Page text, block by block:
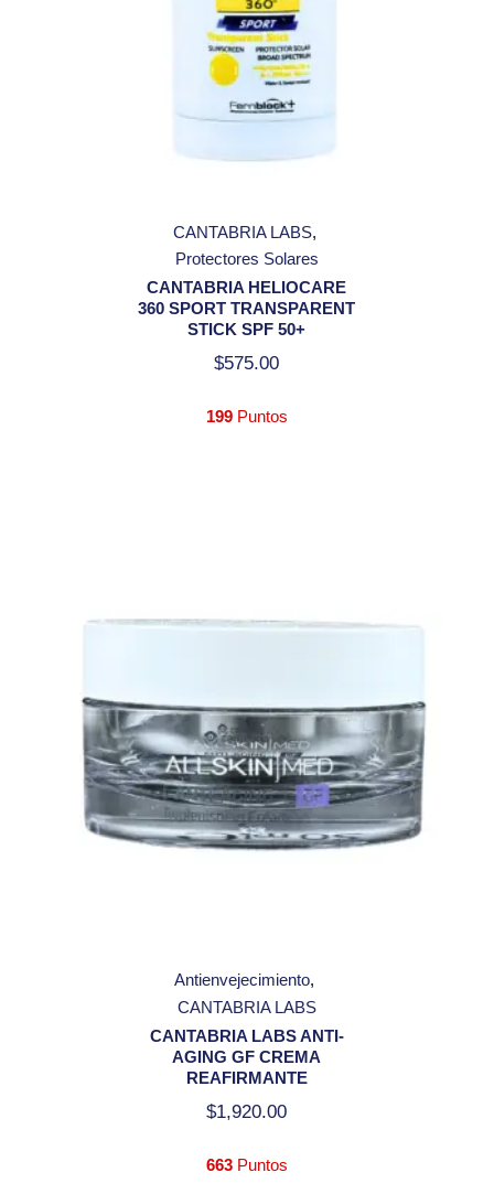
CANTABRIA LABS
Protectores Solares
CANTABRIA HELIOCARE
360 SPORT TRANSPARENT
STICK SPF 50+
$575.00
199Puntos
Antienvejecimiento
CANTABRIA LABS
CANTABRIA LABS ANTI-
AGING GF CREMA
REAFIRMANTE
$1,920.00
663Puntos